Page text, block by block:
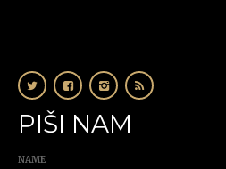
PIŠI NAM
NAME